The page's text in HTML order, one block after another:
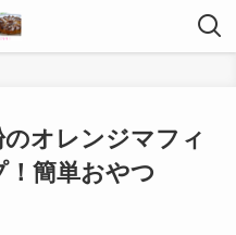
のオレンジマフィ
！簡単おやつ